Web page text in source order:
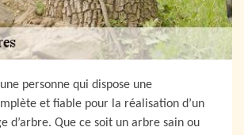
personne qui dispose une
et fiable pour la réalisation d’un
d’arbre. Que ce soit un arbre sain ou